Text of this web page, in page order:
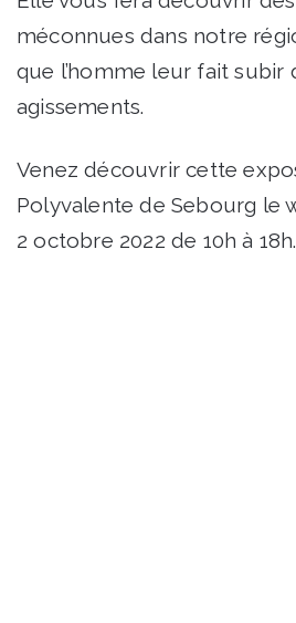
méconnues dans notre
que l’homme leur fait subir
agissements.
Venez découvrir cette
Polyvalente de Sebourg le
2 octobre 2022 de 10h à 18h.